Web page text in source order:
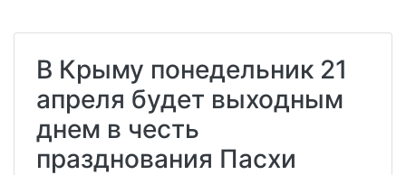
В Крыму понедельник 21
апреля будет выходным
днем в честь
празднования Пасхи